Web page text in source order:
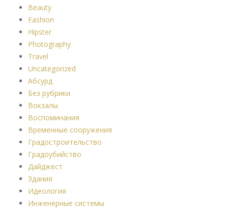
Beauty
Fashion
Hipster
Photography
Travel
Uncategorized
Абсурд
Без рубрики
Вокзалы
Воспоминания
Временные сооружения
Градостроительство
Градоубийство
Дайджест
Здания
Идеология
Инженерные системы